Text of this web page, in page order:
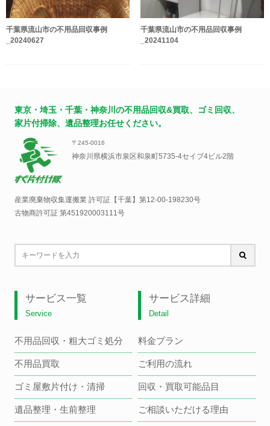
千葉県流山市の不用品回収事例
_20240627
千葉県流山市の不用品回収事例
_20241104
東京・埼玉・千葉・神奈川の不用品回収&買取、ゴミ回収、
家片付掃除、遺品整理お任せください。
〒245-0016
神奈川県横浜市泉区和泉町5735-4セイブ4ビル2階
産業廃棄物収集運搬業 許可証【千葉】 第12-00-198230号
古物商許可証 第451920003111号
サービス一覧
Service
不用品回収・粗大ゴミ処分
不用品買取
ゴミ屋敷片付け・清掃
遺品整理・生前整理
サービス詳細
Detail
料金プラン
ご利用の流れ
回収・買取可能品目
ご相談いただける理由